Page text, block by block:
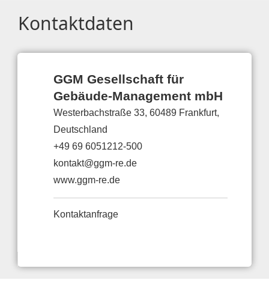
Kontaktdaten
GGM Gesellschaft für
Gebäude-Management mbH
Westerbachstraße 33, 60489 Frankfurt,
Deutschland
+49 69 6051212-500
kontakt@ggm-re.de
www.ggm-re.de
Kontaktanfrage